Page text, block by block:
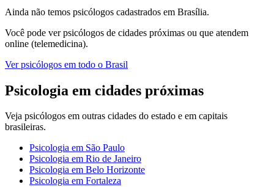
Ainda não temos psicólogos cadastrados em Brasília.
Você pode verpsicólogos de cidades próximas ou que atendem
online (telemedicina).
Verpsicólogos em todo o Brasil
Psicologia em cidades próximas
Veja psicólogos em outras cidades do estado e em capitais
brasileiras.
Psicologia em São Paulo
Psicologia em Rio de Janeiro
Psicologia em Belo Horizonte
Psicologia em Fortaleza